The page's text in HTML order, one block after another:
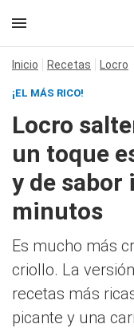
Inicio Recetas Locro
¡EL MÁS RICO!
Locro
un toque
y de sabor
minutos
Es mucho más
criollo. La
recetas más
picante y una